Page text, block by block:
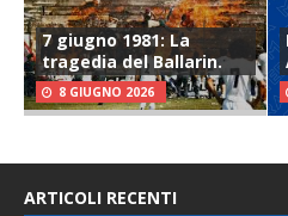
7 giugno 1981: La
tragedia del Ballarin.
8 GIUGNO 2026
ARTICOLI RECENTI